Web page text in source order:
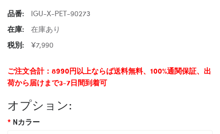
品番:
IGU-X-PET-90273
在庫:
在庫あり
税別:
¥7,990
ご注文合計：8990円以上ならば送料無料、100%通関保証、出
荷から届けまで3-7日間到着可
オプション:
Nカラー